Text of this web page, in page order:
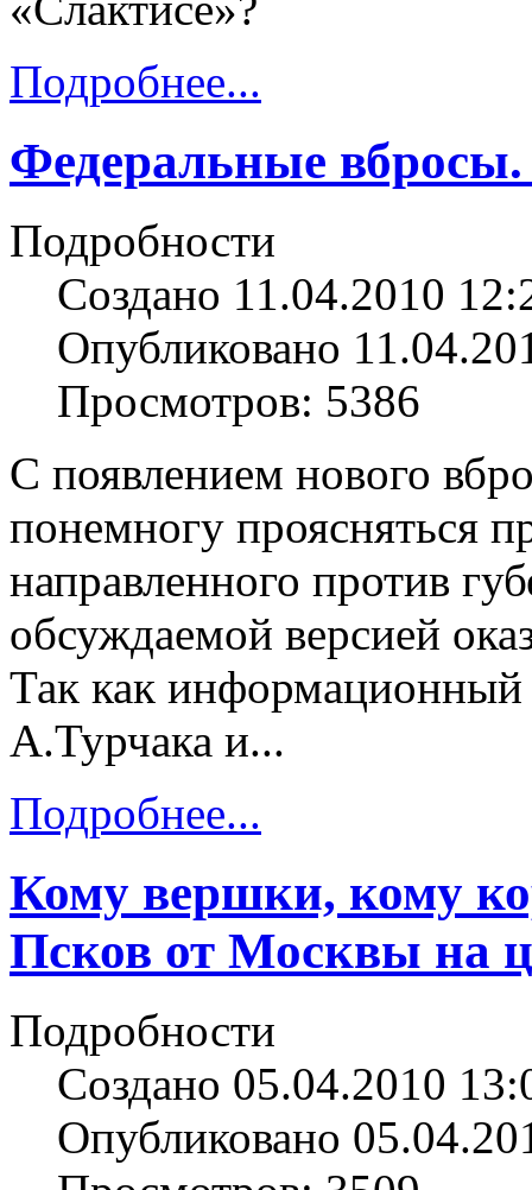
Подробнее...
Федеральные
Подробности
Создано 11.04.2010
Опубликовано
Просмотров: 5386
С появлением нового
понемногу проясняться
направленного против
обсуждаемой версией
Так как информационный
А.Турчака и...
Подробнее...
Кому вершки, кому
Псков от Москвы на
Подробности
Создано 05.04.2010
Опубликовано